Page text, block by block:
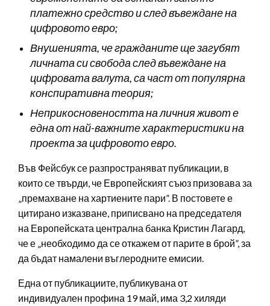
платежно средство и след въвеждане на
цифровото евро;
Внушенията, че гражданите ще загубят
личната си свобода след въвеждане на
цифровата валута, са част от популярна
конспиративна теория;
Неприкосновеността на личния живот е
една от най-важните характеристики на
проекта за цифровото евро.
Във Фейсбук се разпространяват публикации, в
които се твърди, че Европейският съюз призовава за
„премахване на хартиените пари”. В постовете е
цитирано изказване, приписвано на председателя
на Европейската централна банка Кристин Лагард,
че е „необходимо да се откажем от парите в брой”, за
да бъдат намалени въглеродните емисии.
Една от публикациите, публикувана от
индивидуален профина 19 май, има 3,2 хиляди